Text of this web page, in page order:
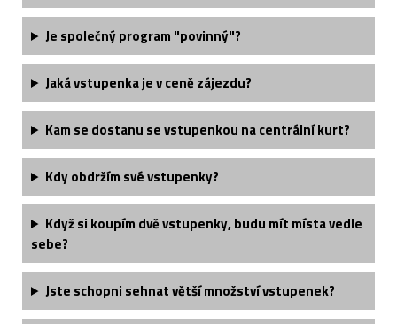
Je společný program "povinný"?
Jaká vstupenka je v ceně zájezdu?
Kam se dostanu se vstupenkou na centrální kurt?
Kdy obdržím své vstupenky?
Když si koupím dvě vstupenky, budu mít místa vedle
sebe?
Jste schopni sehnat větší množství vstupenek?